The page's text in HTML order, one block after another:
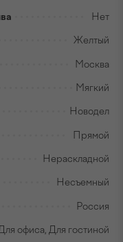
Нет
Желтый
Москва
Мягкий
Новодел
Прямой
Нераскладной
Несъемный
Россия
офиса, Для гостиной